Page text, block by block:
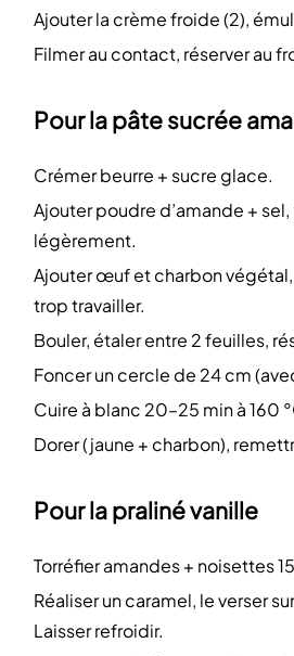
Ajouter la crème froide (2),
Filmer au contact, réserver au
Pour la pâte sucrée
Crémer beurre + sucre glace.
Ajouter poudre d’amande +
légèrement.
Ajouter œuf et charbon
trop travailler.
Bouler, étaler entre 2 feuilles,
Foncer un cercle de 24 cm
Cuire à blanc 20–25 min à 160
Dorer (jaune + charbon),
Pour la praliné vanille
Torréfier amandes + noisettes
Réaliser un caramel, le verser
Laisser refroidir.